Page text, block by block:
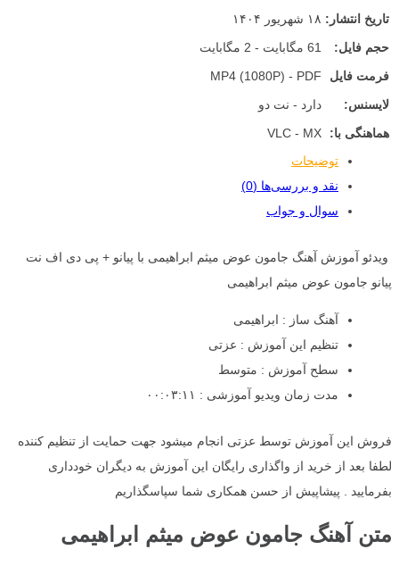
تاریخ انتشار: ۱۸ شهریور ۱۴۰۴
حجم فایل:
61 مگابایت - 2 مگابایت
فرمت فایل
MP4 (1080P) - PDF
لایسنس:
دارد - نت دو
هماهنگی با:
VLC - MX
توضیحات
نقد و بررسی‌ها (0)
سوال و جواب
ویدئو آموزش آهنگ جامون عوض میثم ابراهیمی با پیانو + پی دی اف نت
پیانو جامون عوض میثم ابراهیمی
آهنگ ساز : ابراهیمی
تنظیم این آموزش : عزتی
سطح آموزش : متوسط
مدت زمان ویدیو آموزشی : ۰۰:۰۳:۱۱
فروش این آموزش توسط عزتی انجام میشود جهت حمایت از تنظیم کننده
لطفا بعد از خرید از واگذاری رایگان این آموزش به دیگران خودداری
بفرمایید . پیشاپیش از حسن همکاری شما سپاسگذاریم
متن آهنگ جامون عوض میثم ابراهیمی